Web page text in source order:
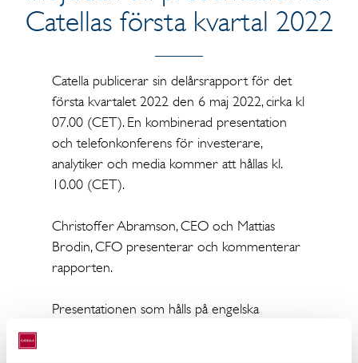
Catellas första kvartal 2022
Catella publicerar sin delårsrapport för det
första kvartalet 2022 den 6 maj 2022, cirka kl
07.00 (CET). En kombinerad presentation
och telefonkonferens för investerare,
analytiker och media kommer att hållas kl.
10.00 (CET).
Christoffer Abramson, CEO och Mattias
Brodin, CFO presenterar och kommenterar
rapporten.
Presentationen som hålls på engelska